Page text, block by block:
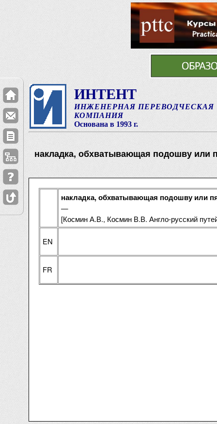
ИНТЕНТ
ИНЖЕНЕРНАЯ ПЕРЕВОДЧЕСКАЯ
КОМПАНИЯ
Основана в 1993 г.
накладка, обхватывающая подошву или
накладка, обхватывающая подошву или
—
[Космин А.В., Космин В.В. Англо-русский
EN
FR